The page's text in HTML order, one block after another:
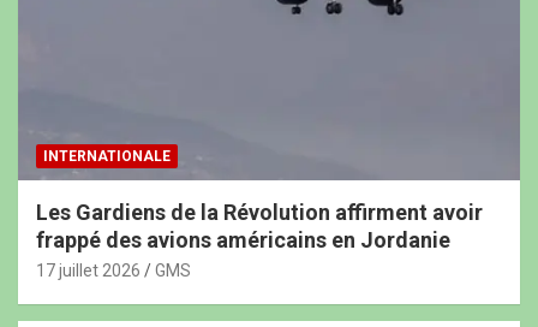
INTERNATIONALE
Les Gardiens de la Révolution affirment avoir
frappé des avions américains en Jordanie
17 juillet 2026 GMS